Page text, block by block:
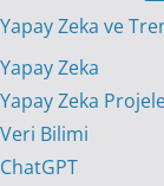
Yapay Zeka ve
Yapay Zeka
Yapay Zeka
Veri Bilimi
ChatGPT